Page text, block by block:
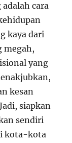
cara
kaya dari
megah,
yang
kesan
siapkan
sendiri
kota-kota